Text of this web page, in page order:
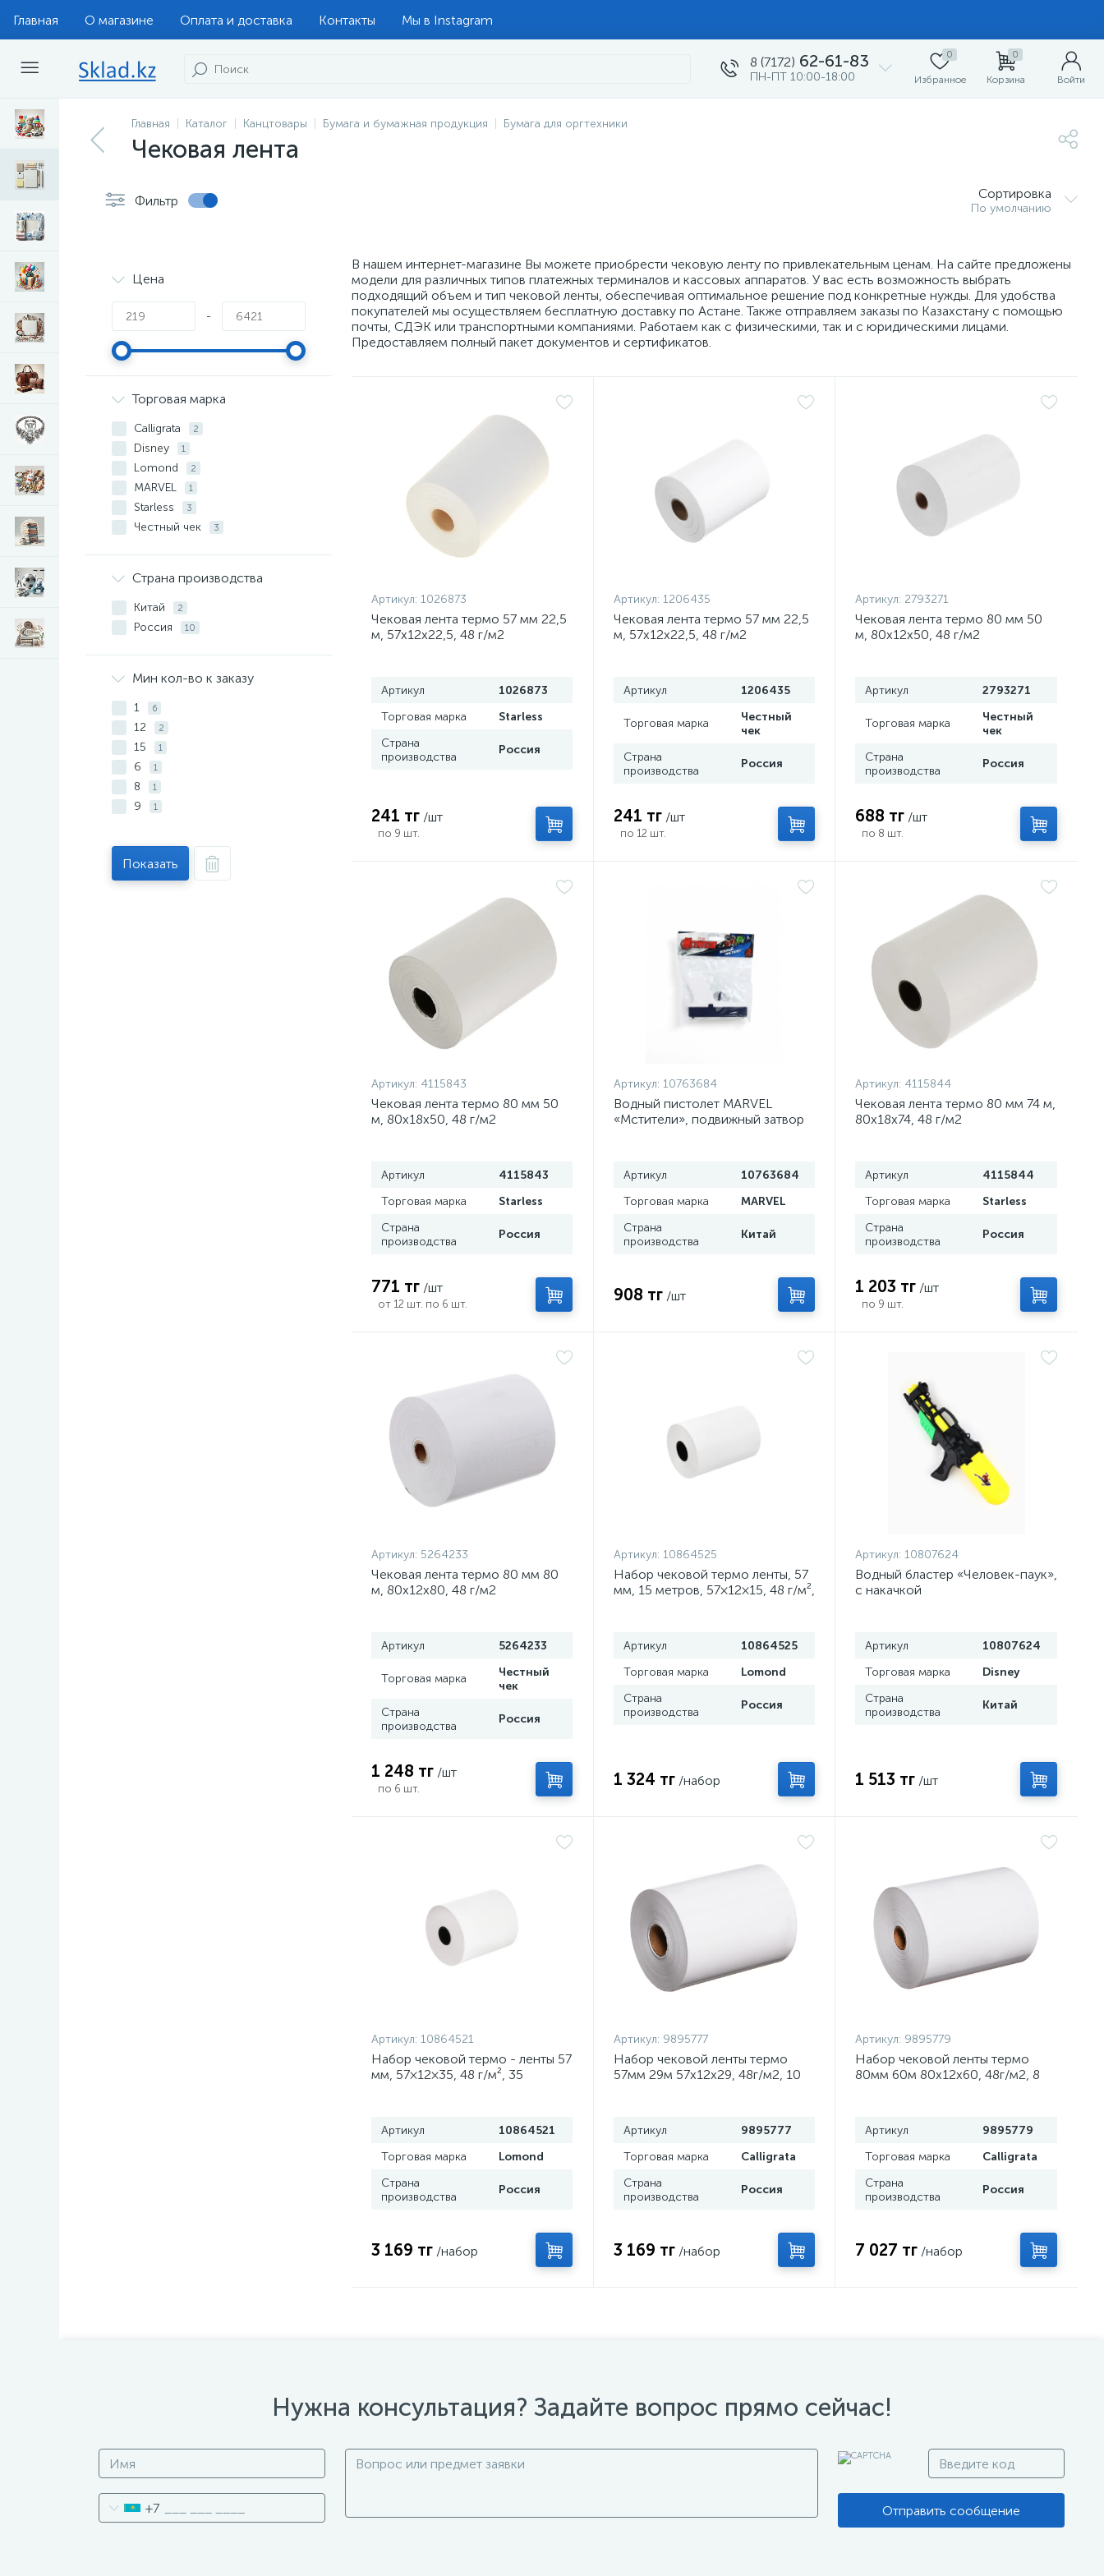
Главная О магазине Оплата и доставка Контакты Мы в Instagram
8 (7172) 62-61-83
ПН-ПТ 10:00-18:00
0
Избранное
0
Корзина Войти
Главная Каталог Канцтовары Бумага и бумажная продукция Бумага для оргтехники
Чековая лента
Фильтр Сортировка
По умолчанию
Цена
-
Торговая марка
Calligrata 2
Disney 1
Lomond 2
MARVEL 1
Starless 3
Честный чек 3
Страна производства
Китай 2
Россия 10
Мин кол-во к заказу
1 6
12 2
15 1
6 1
8 1
9 1
Показать
В нашем интернет-магазине Вы можете приобрести чековую ленту по привлекательным ценам. На сайте предложены
модели для различных типов платежных терминалов и кассовых аппаратов. У вас есть возможность выбрать
подходящий объем и тип чековой ленты, обеспечивая оптимальное решение под конкретные нужды. Для удобства
покупателей мы осуществляем бесплатную доставку по Астане. Также отправляем заказы по Казахстану с помощью
почты, СДЭК или транспортными компаниями. Работаем как с физическими, так и с юридическими лицами.
Предоставляем полный пакет документов и сертификатов.
Артикул: 1026873
Чековая лента термо 57 мм 22,5
м, 57х12х22,5, 48 г/м2
Артикул
1026873
Торговая марка
Starless
Страна
производства
Россия
241 тг /шт
по 9 шт.
Артикул: 1206435
Чековая лента термо 57 мм 22,5
м, 57х12х22,5, 48 г/м2
Артикул 1206435
Торговая марка
Честный
чек
Страна
производства
Россия
241 тг /шт
по 12 шт.
Артикул: 2793271
Чековая лента термо 80 мм 50
м, 80х12х50, 48 г/м2
Артикул 2793271
Торговая марка
Честный
чек
Страна
производства
Россия
688 тг /шт
по 8 шт.
Артикул: 4115843
Чековая лента термо 80 мм 50
м, 80х18х50, 48 г/м2
Артикул
4115843
Торговая марка
Starless
Страна
производства
Россия
771 тг /шт
от 12 шт. по 6 шт.
Артикул: 10763684
Водный пистолет MARVEL
«Мстители», подвижный затвор
Артикул
10763684
Торговая марка
MARVEL
Страна
производства
Китай
908 тг /шт
Артикул: 4115844
Чековая лента термо 80 мм 74 м,
80х18х74, 48 г/м2
Артикул
4115844
Торговая марка
Starless
Страна
производства
Россия
1 203 тг /шт
по 9 шт.
Артикул: 5264233
Чековая лента термо 80 мм 80
м, 80х12х80, 48 г/м2
Артикул 5264233
Торговая марка
Честный
чек
Страна
производства
Россия
1 248 тг /шт
по 6 шт.
Артикул: 10864525
Набор чековой термо ленты, 57
мм, 15 метров, 57×12×15, 48 г/м²,
Артикул
10864525
Торговая марка
Lomond
Страна
производства
Россия
1 324 тг /набор
Артикул: 10807624
Водный бластер «Человек-паук»,
с накачкой
Артикул
10807624
Торговая марка
Disney
Страна
производства
Китай
1 513 тг /шт
Артикул: 10864521
Набор чековой термо - ленты 57
мм, 57×12×35, 48 г/м², 35
Артикул
10864521
Торговая марка
Lomond
Страна
производства
Россия
3 169 тг /набор
Артикул: 9895777
Набор чековой ленты термо
57мм 29м 57х12х29, 48г/м2, 10
Артикул
9895777
Торговая марка
Calligrata
Страна
производства
Россия
3 169 тг /набор
Артикул: 9895779
Набор чековой ленты термо
80мм 60м 80х12х60, 48г/м2, 8
Артикул
9895779
Торговая марка
Calligrata
Страна
производства
Россия
7 027 тг /набор
Нужна консультация? Задайте вопрос прямо сейчас!
+7 Отправить сообщение